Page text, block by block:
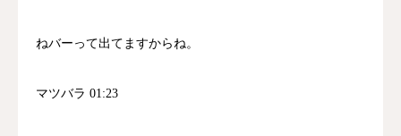
ねバーって出てますからね。
マツバラ 01:23